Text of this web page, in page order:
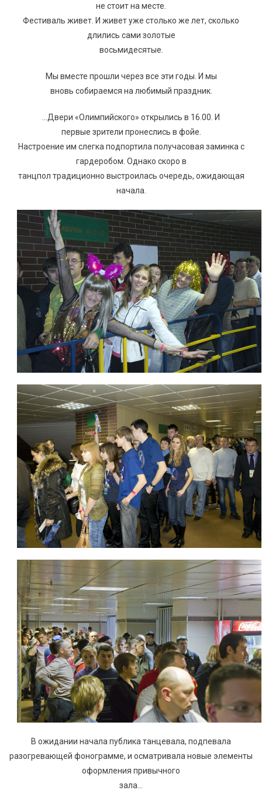
не стоит на месте.
Фестиваль живет. И живет уже столько же лет, сколько
длились сами золотые
восьмидесятые.
Мы вместе прошли через все эти годы. И мы
вновь собираемся на любимый праздник.
…Двери «Олимпийского» открылись в 16.00. И
первые зрители пронеслись в фойе.
Настроение им слегка подпортила получасовая заминка с
гардеробом. Однако скоро в
танцпол традиционно выстроилась очередь, ожидающая
начала.
В ожидании начала публика танцевала, подпевала
разогревающей фонограмме, и осматривала новые элементы
оформления привычного
зала…